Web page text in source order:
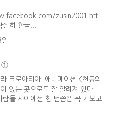
zusin2001 htt
히 한국...
①
크로아티아. 애니메이션 <천공의
있는 곳으로도 잘 알려져 있다.
들 사이에선 한 번쯤은 꼭 가보고